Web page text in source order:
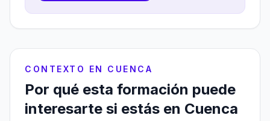
CONTEXTO EN CUENCA
Por qué esta formación puede
interesarte si estás en Cuenca